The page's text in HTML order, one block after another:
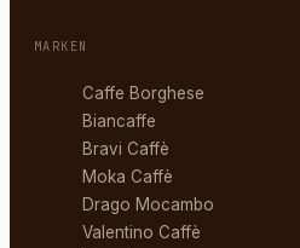
MARKEN
Caffe Borghese
Biancaffe
Bravi Caffè
Moka Caffè
Drago Mocambo
Valentino Caffè